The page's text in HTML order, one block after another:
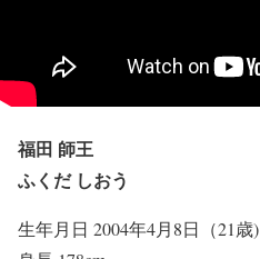
福田 師王
ふくだ しおう
生年月日 2004年4月8日（21歳)